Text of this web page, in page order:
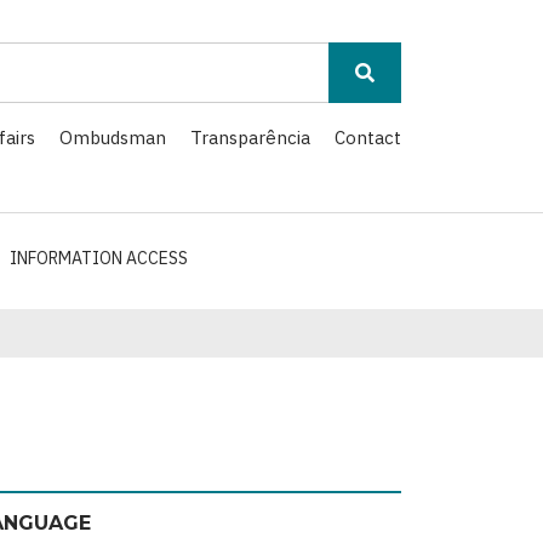
Ombudsman Transparência Contact
INFORMATION ACCESS